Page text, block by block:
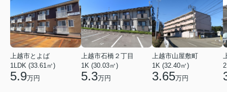
上越市とよば
1LDK (33.61㎡)
5.9万円
上越市石橋２丁目
1K (30.03㎡)
5.3万円
上越市山屋敷町
1K (32.40㎡)
3.65万円